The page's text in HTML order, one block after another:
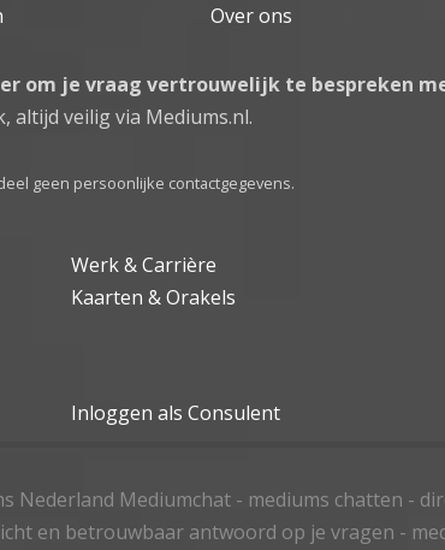
Over ons
om je vraag vertrouwelijk te bespreken
altijd veilig via Mediums.nl.
geen persoonlijke contactgegevens.
Werk & Carrière
Kaarten & Orakels
Inloggen als Consulent
Nederland Mediumchat - mediums chatten -
en betrouwbaar antwoord op je vragen -